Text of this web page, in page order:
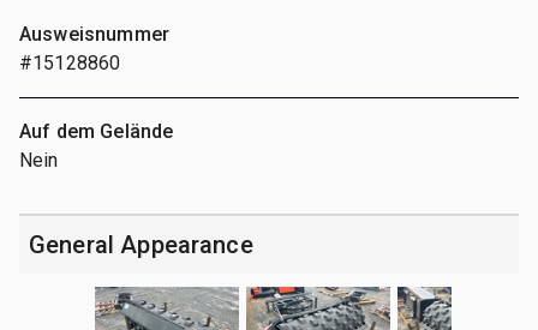
Ausweisnummer
#15128860
Auf dem Gelände
Nein
General Appearance